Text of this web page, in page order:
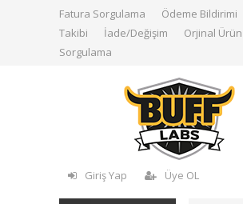
Fatura Sorgulama Ödeme Bildirimi
Takibi
İade/Değişim
Orjinal Ürün
Sorgulama
Giriş Yap Üye OL